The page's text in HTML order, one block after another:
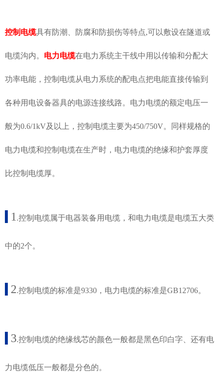
控制电缆具有防潮、防腐和防损伤等特点,可以敷设在隧道或
电缆沟内。 电力电缆在电力系统主干线中用以传输和分配大
功率电能，控制电缆从电力系统的配电点把电能直接传输到
各种用电设备器具的电源连接线路。电力电缆的额定电压一
般为0.6/1kV及以上，控制电缆主要为450/750V。同样规格的
电力电缆和控制电缆在生产时，电力电缆的绝缘和护套厚度
比控制电缆厚。
1 .控制电缆属于电器装备用电缆，和电力电缆是电缆五大类
中的2个。
2.控制电缆的标准是9330，电力电缆的标准是GB12706。
3.控制电缆的绝缘线芯的颜色一般都是黑色印白字、还有电
力电缆低压一般都是分色的。